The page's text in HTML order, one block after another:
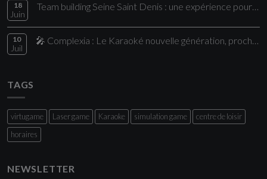
18
Juin
Team building Seine Saint Denis : une expérience pour vos collaborateurs
10
Juil
🎤 Complexia : Le Karaoké nouvelle génération, proche de Paris
TAGS
virtugame Laser game Karaoke simulation game
centre de loisir
horaires
NEWSLETTER